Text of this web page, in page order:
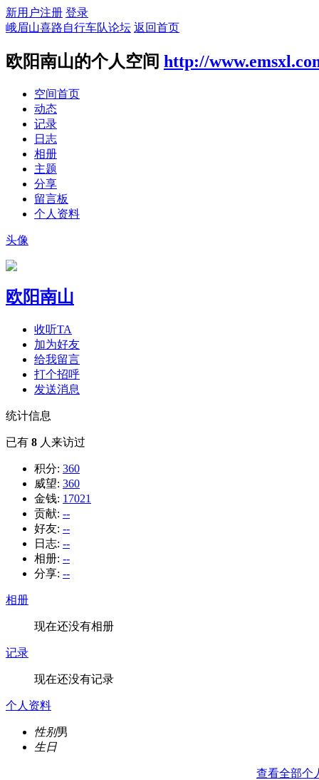
新用户注册 登录
峨眉山喜路自行车队论坛 返回首页
欧阳南山的个人空间 http://
空间首页
动态
记录
日志
相册
主题
分享
留言板
个人资料
头像
欧阳南山
收听TA
加为好友
给我留言
打个招呼
发送消息
统计信息
已有 8 人来访过
积分: 360
威望: 360
金钱: 17021
贡献: --
好友: --
日志: --
相册: --
分享: --
相册
现在还没有相册
记录
现在还没有记录
个人资料
性别男
生日
查看全部个